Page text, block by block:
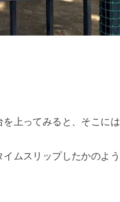
上ってみると、そこには
ムスリップしたかのよう